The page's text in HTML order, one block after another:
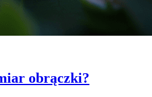
obrączki?